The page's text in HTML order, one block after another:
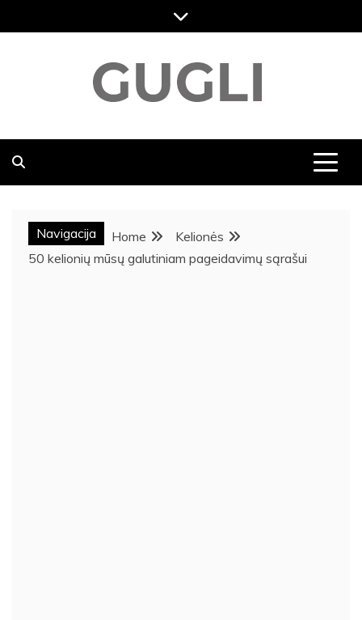
to
DVASINGUMAS, KELIONĖS NAUJIENOS, MENAS,
Navigacija Home
Kelionės
50 kelionių mūsų galutiniam pageidavimų sąrašui